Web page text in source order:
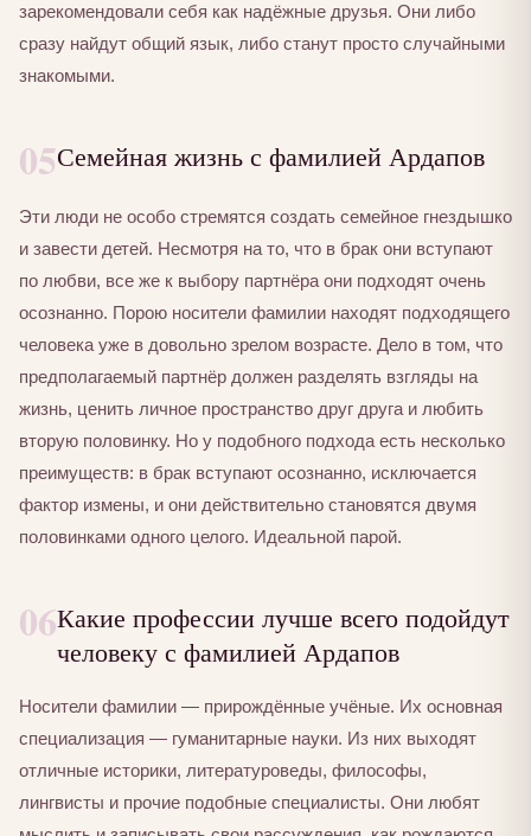
зарекомендовали себя как надёжные друзья. Они либо
сразу найдут общий язык, либо станут просто случайными
знакомыми.
05Семейная жизнь с фамилией Ардапов
Эти люди не особо стремятся создать семейное гнездышко
и завести детей. Несмотря на то, что в брак они вступают
по любви, все же к выбору партнёра они подходят очень
осознанно. Порою носители фамилии находят подходящего
человека уже в довольно зрелом возрасте. Дело в том, что
предполагаемый партнёр должен разделять взгляды на
жизнь, ценить личное пространство друг друга и любить
вторую половинку. Но у подобного подхода есть несколько
преимуществ: в брак вступают осознанно, исключается
фактор измены, и они действительно становятся двумя
половинками одного целого. Идеальной парой.
06Какие профессии лучше всего подойдут
человеку с фамилией Ардапов
Носители фамилии — прирождённые учёные. Их основная
специализация — гуманитарные науки. Из них выходят
отличные историки, литературоведы, философы,
лингвисты и прочие подобные специалисты. Они любят